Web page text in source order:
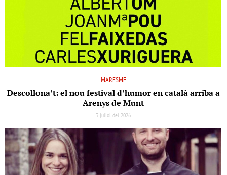
MARESME
Descollona’t: el nou festival d’humor en català arriba a
Arenys de Munt
3 juliol del 2026